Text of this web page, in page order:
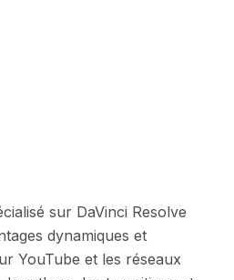
sur DaVinci Resolve
dynamiques et
YouTube et les réseaux